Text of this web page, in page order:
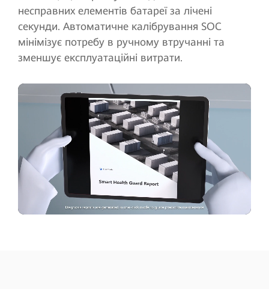
несправних елементів батареї за лічені
секунди. Автоматичне калібрування SOC
мінімізує потребу в ручному втручанні та
зменшує експлуатаційні витрати.